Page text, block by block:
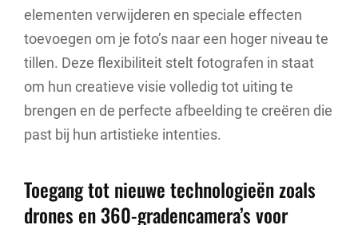
elementen verwijderen en speciale effecten
toevoegen om je foto’s naar een hoger niveau te
tillen. Deze flexibiliteit stelt fotografen in staat
om hun creatieve visie volledig tot uiting te
brengen en de perfecte afbeelding te creëren die
past bij hun artistieke intenties.
Toegang tot nieuwe technologieën zoals
drones en 360-gradencamera’s voor